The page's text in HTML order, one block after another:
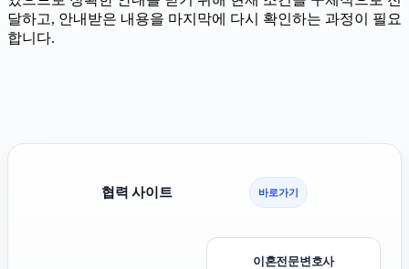
달하고, 안내받은 내용을 마지막에 다시 확인하는 과정이 필요
합니다.
협력 사이트 바로가기
이혼전문변호사